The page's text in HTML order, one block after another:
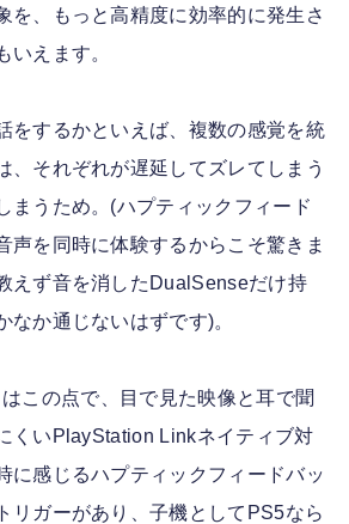
を、もっと高精度に効率的に発生さ
いえます。
をするかといえば、複数の感覚を統
、それぞれが遅延してズレてしまう
まうため。(ハプティックフィード
声を同時に体験するからこそ驚きま
えず音を消したDualSenseだけ持
なか通じないはずです)。
この点で、目で見た映像と耳で聞
くいPlayStation Linkネイティブ対
に感じるハプティックフィードバッ
リガーがあり、子機としてPS5なら